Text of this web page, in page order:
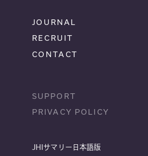
JOURNAL
RECRUIT
CONTACT
SUPPORT
PRIVACY POLICY
JHIサマリー日本語版